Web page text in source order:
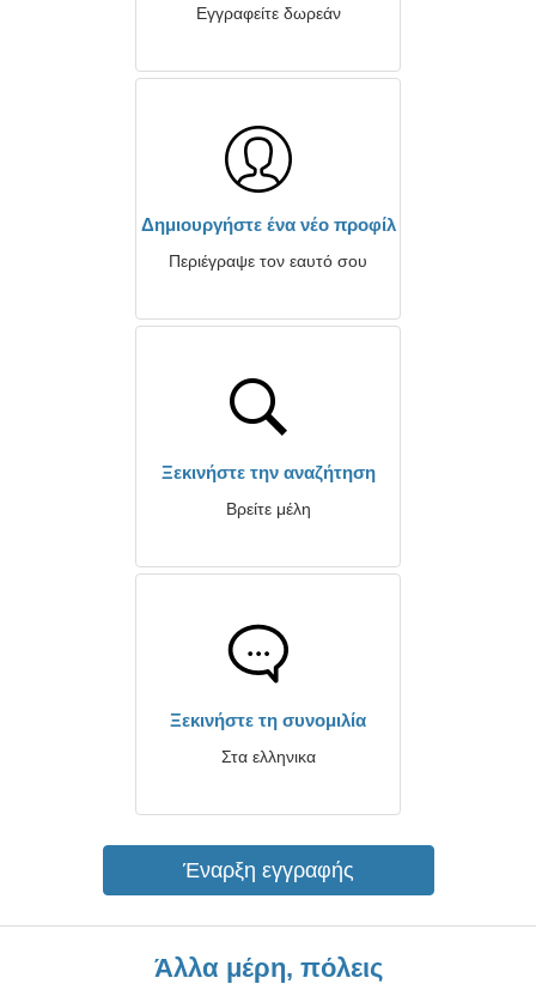
Εγγραφείτε δωρεάν
Δημιουργήστε ένα νέο προφίλ
Περιέγραψε τον εαυτό σου
Ξεκινήστε την αναζήτηση
Βρείτε μέλη
Ξεκινήστε τη συνομιλία
Στα ελληνικα
Έναρξη εγγραφής
Άλλα μέρη, πόλεις